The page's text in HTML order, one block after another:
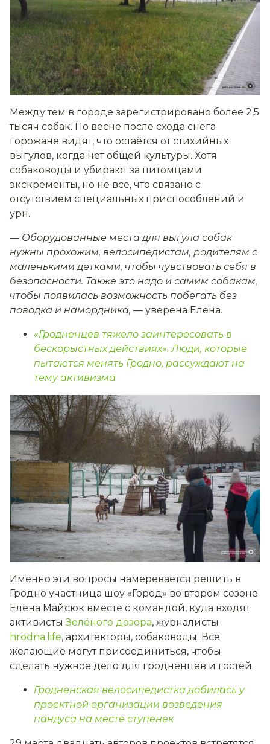
Между тем в городе зарегистрировано более 2,5
тысяч собак. По весне после схода снега
горожане видят, что остаётся от стихийных
выгулов, когда нет общей культуры. Хотя
собаководы и убирают за питомцами
экскременты, но не все, что связано с
отсутствием специальных приспособлений и
урн.
— Оборудованные места для выгула собак
нужны прохожим, велосипедистам, родителям с
маленькими детками, чтобы чувствовать себя в
безопасности. Также это надо и самим собакам,
чтобы появилась возможность побегать без
поводка и намордника, — уверена Елена.
«Гродненцев тяжело заинтересовать в
бескорыстных действиях». Люди, которые
пытаются менять Гродно, рассуждают на
тему активизма
Именно эти вопросы намеревается решить в
Гродно участница шоу «Город» во втором сезоне
Елена Майсюк вместе с командой, куда входят
активистыЗелёного дозора, журналисты
hrodna.life, архитекторы, собаководы. Все
желающие могут присоединиться, чтобы
сделать нужное дело для гродненцев и гостей.
Гродненская велосипедистка добилась у
проектной организации возведения
пандуса на месте ступенек